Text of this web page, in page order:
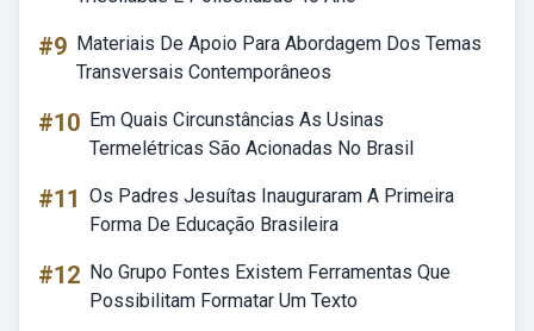
#9 Materiais De Apoio Para Abordagem Dos Temas
Transversais Contemporâneos
#10 Em Quais Circunstâncias As Usinas
Termelétricas São Acionadas No Brasil
#11 Os Padres Jesuítas Inauguraram A Primeira
Forma De Educação Brasileira
#12 No Grupo Fontes Existem Ferramentas Que
Possibilitam Formatar Um Texto